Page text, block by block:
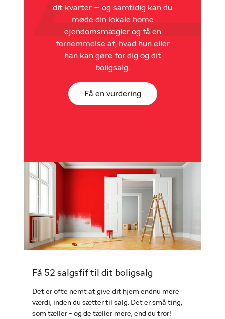
dit kvarter – og samtidig kan du
møde din lokale home
ejendomsmægler og få en
fornemmelse af, hvad hun eller
han kan gøre for dig og dit
boligsalg.
Få en vurdering
Få 52 salgsfif til dit boligsalg
Det er ofte nemt at give dit hjem endnu mere
værdi, inden du sætter til salg. Det er små ting,
som tæller - og de tæller mere, end du tror!